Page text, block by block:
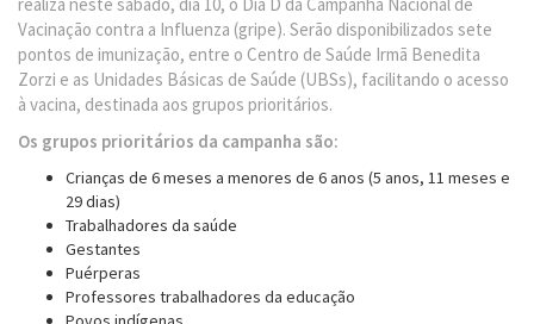
Vacinação contra a Influenza (gripe). Serão disponibilizados sete
pontos de imunização, entre o Centro de Saúde Irmã Benedita
Zorzi e as Unidades Básicas de Saúde (UBSs), facilitando o acesso
à vacina, destinada aos grupos prioritários.
Os grupos prioritários da campanha são:
Crianças de 6 meses a menores de 6 anos (5 anos, 11 meses e
29 dias)
Trabalhadores da saúde
Gestantes
Puérperas
Professores trabalhadores da educação